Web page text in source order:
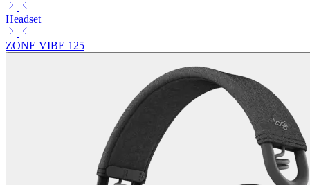
Headset
ZONE VIBE 125